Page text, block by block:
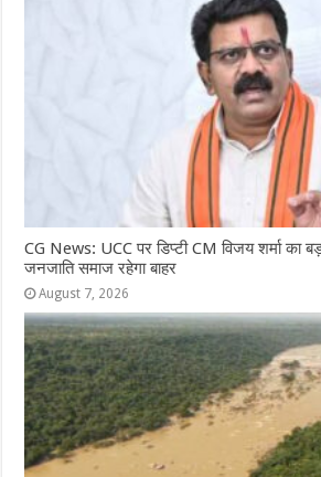
CG News: UCC पर डिप्टी CM विजय शर्मा का
जनजाति समाज रहेगा बाहर
August 7, 2026